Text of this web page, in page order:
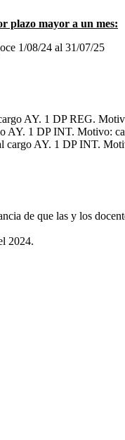
plazo mayor a un mes:
1/08/24 al 31/07/25
AY. 1 DP REG.
AY. 1 DP INT. Motivo:
cargo AY. 1 DP INT.
de que las y los
2024.